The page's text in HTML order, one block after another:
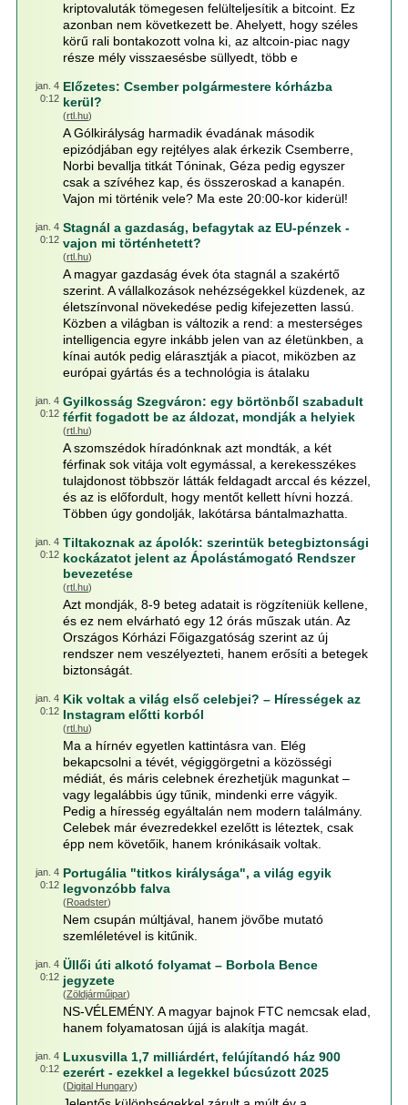
kriptovaluták tömegesen felülteljesítik a bitcoint. Ez
azonban nem következett be. Ahelyett, hogy széles
körű rali bontakozott volna ki, az altcoin-piac nagy
része mély visszaesésbe süllyedt, több e
jan. 4
0:12
Előzetes: Csember polgármestere kórházba
kerül?
(rtl.hu)
A Gólkirályság harmadik évadának második
epizódjában egy rejtélyes alak érkezik Csemberre,
Norbi bevallja titkát Tóninak, Géza pedig egyszer
csak a szívéhez kap, és összeroskad a kanapén.
Vajon mi történik vele? Ma este 20:00-kor kiderül!
jan. 4
0:12
Stagnál a gazdaság, befagytak az EU-pénzek -
vajon mi történhetett?
(rtl.hu)
A magyar gazdaság évek óta stagnál a szakértő
szerint. A vállalkozások nehézségekkel küzdenek, az
életszínvonal növekedése pedig kifejezetten lassú.
Közben a világban is változik a rend: a mesterséges
intelligencia egyre inkább jelen van az életünkben, a
kínai autók pedig elárasztják a piacot, miközben az
európai gyártás és a technológia is átalaku
jan. 4
0:12
Gyilkosság Szegváron: egy börtönből szabadult
férfit fogadott be az áldozat, mondják a helyiek
(rtl.hu)
A szomszédok híradónknak azt mondták, a két
férfinak sok vitája volt egymással, a kerekesszékes
tulajdonost többször látták feldagadt arccal és kézzel,
és az is előfordult, hogy mentőt kellett hívni hozzá.
Többen úgy gondolják, lakótársa bántalmazhatta.
jan. 4
0:12
Tiltakoznak az ápolók: szerintük betegbiztonsági
kockázatot jelent az Ápolástámogató Rendszer
bevezetése
(rtl.hu)
Azt mondják, 8-9 beteg adatait is rögzíteniük kellene,
és ez nem elvárható egy 12 órás műszak után. Az
Országos Kórházi Főigazgatóság szerint az új
rendszer nem veszélyezteti, hanem erősíti a betegek
biztonságát.
jan. 4
0:12
Kik voltak a világ első celebjei? – Hírességek az
Instagram előtti korból
(rtl.hu)
Ma a hírnév egyetlen kattintásra van. Elég
bekapcsolni a tévét, végiggörgetni a közösségi
médiát, és máris celebnek érezhetjük magunkat –
vagy legalábbis úgy tűnik, mindenki erre vágyik.
Pedig a híresség egyáltalán nem modern találmány.
Celebek már évezredekkel ezelőtt is léteztek, csak
épp nem követőik, hanem krónikásaik voltak.
jan. 4
0:12
Portugália "titkos királysága", a világ egyik
legvonzóbb falva
(Roadster)
Nem csupán múltjával, hanem jövőbe mutató
szemléletével is kitűnik.
jan. 4
0:12
Üllői úti alkotó folyamat – Borbola Bence
jegyzete
(Zöldjárműipar)
NS-VÉLEMÉNY. A magyar bajnok FTC nemcsak elad,
hanem folyamatosan újjá is alakítja magát.
jan. 4
0:12
Luxusvilla 1,7 milliárdért, felújítandó ház 900
ezerért - ezekkel a legekkel búcsúzott 2025
(Digital Hungary)